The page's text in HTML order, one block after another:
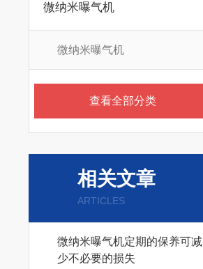
微纳米曝气机
微纳米曝气机
查看全部分类
相关文章
ARTICLES
微纳米曝气机定期的保养可减
少不必要的损失